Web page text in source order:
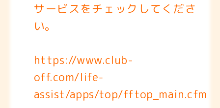
サービスをチェックしてくださ
い。
https://www.club-
off.com/life-
assist/apps/top/fftop_main.cfm